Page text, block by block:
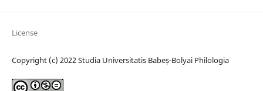
License
Copyright (c) 2022 Studia Universitatis Babeș-Bolyai Philologia